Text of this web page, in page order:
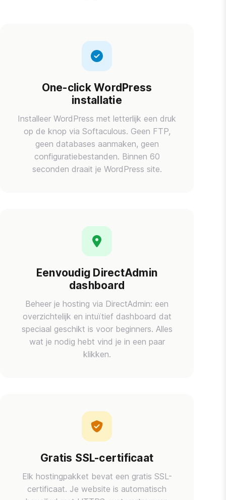
One-click WordPress
installatie
Installeer WordPress met letterlijk een druk
op de knop via Softaculous. Geen FTP,
geen databases aanmaken, geen
configuratiebestanden. Binnen 60
seconden draait je WordPress site.
Eenvoudig DirectAdmin
dashboard
Beheer je hosting via DirectAdmin: een
overzichtelijk en intuïtief dashboard dat
speciaal geschikt is voor beginners. Alles
wat je nodig hebt vind je in een paar
klikken.
Gratis SSL-certificaat
Elk hostingpakket bevat een gratis SSL-
certificaat. Je website is automatisch